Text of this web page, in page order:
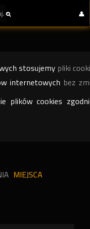
stosujemy pliki
internetowych bez
plików cookies
MIEJSCA